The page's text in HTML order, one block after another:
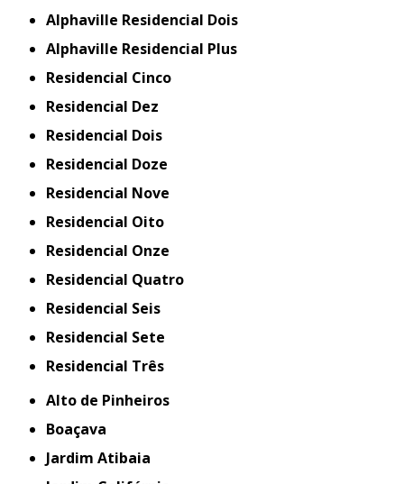
Alphaville Residencial Dois
Alphaville Residencial Plus
Residencial Cinco
Residencial Dez
Residencial Dois
Residencial Doze
Residencial Nove
Residencial Oito
Residencial Onze
Residencial Quatro
Residencial Seis
Residencial Sete
Residencial Três
Alto de Pinheiros
Boaçava
Jardim Atibaia